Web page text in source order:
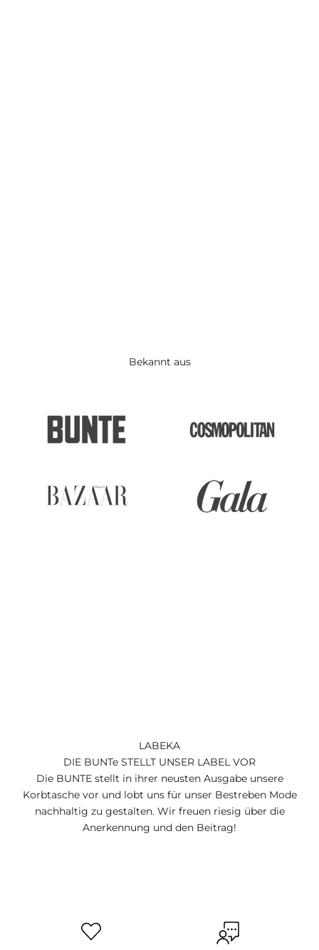
Bekannt aus
LABEKA
DIE BUNTe STELLT UNSER LABEL VOR
Die BUNTE stellt in ihrer neusten Ausgabe unsere
Korbtasche vor und lobt uns für unser Bestreben Mode
nachhaltig zu gestalten. Wir freuen riesig über die
Anerkennung und den Beitrag!